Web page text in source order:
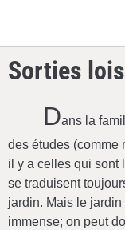
Sorties
Dans la
des études (comme
il y a celles qui sont
se traduisent
jardin. Mais le
immense; on peut